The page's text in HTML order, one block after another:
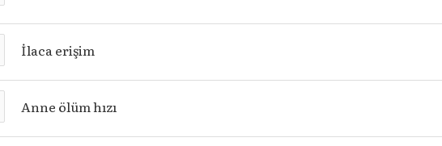
İlaca erişim
Anne ölüm hızı